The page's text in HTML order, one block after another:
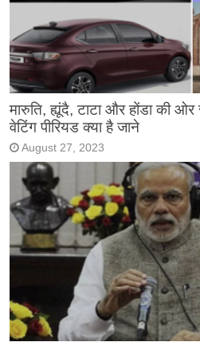
मारुति, ह्यूंदै, टाटा और होंडा की
वेटिंग पीरियड क्या है जाने
August 27, 2023